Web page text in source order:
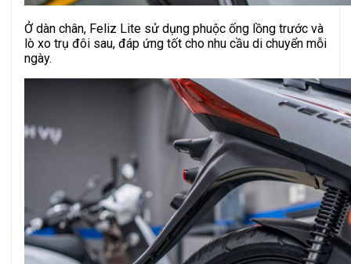
Ở dàn chân, Feliz Lite sử dụng phuộc ống lồng trước và
lò xo trụ đôi sau, đáp ứng tốt cho nhu cầu di chuyển mỗi
ngày.